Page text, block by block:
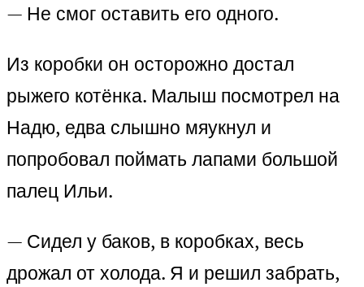
— Не смог оставить его одного.
Из коробки он осторожно достал
рыжего котёнка. Малыш посмотрел на
Надю, едва слышно мяукнул и
попробовал поймать лапами большой
палец Ильи.
— Сидел у баков, в коробках, весь
дрожал от холода. Я и решил забрать,